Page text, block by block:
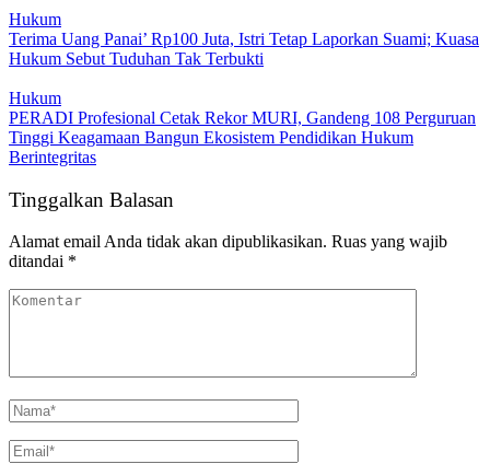
Hukum
Terima Uang Panai’ Rp100 Juta, Istri Tetap Laporkan Suami; Kuasa
Hukum Sebut Tuduhan Tak Terbukti
Hukum
PERADI Profesional Cetak Rekor MURI, Gandeng 108 Perguruan
Tinggi Keagamaan Bangun Ekosistem Pendidikan Hukum
Berintegritas
Tinggalkan Balasan
Alamat email Anda tidak akan dipublikasikan. Ruas yang wajib
ditandai *